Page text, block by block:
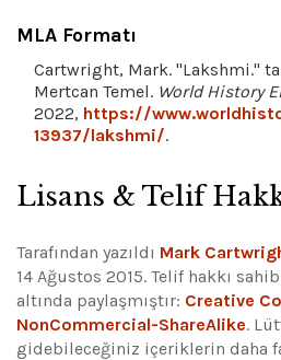
MLA Formatı
Cartwright, Mark. "Lakshmi."
Mertcan Temel. World History
2022, https://
13937/lakshmi/.
Lisans & Telif
Tarafından yazıldı Mark
14 Ağustos 2015. Telif hakkı
altında paylaşmıştır: Creative
NonCommercial-ShareAlike.
gidebileceğiniz içeriklerin daha